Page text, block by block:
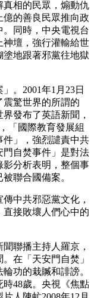
真相的民眾，煽動仇
的善良民眾推向政
同時，中央電視台
神壇，強行灌輸給世
塗地跟著邪黨往地獄
。2001年1月23日
震驚世界的所謂的
發布了英語新聞，
「國際教育發展組
件」，強烈譴責中共
門自焚事件」是對法
影分析表明，整個事
聯合國備案。
中共邪惡黨文化，
接敗壞人們心中的
聯播主持人羅京，
在「天安門自焚」
功的栽贓和誹謗。
時48歲。央視《焦點